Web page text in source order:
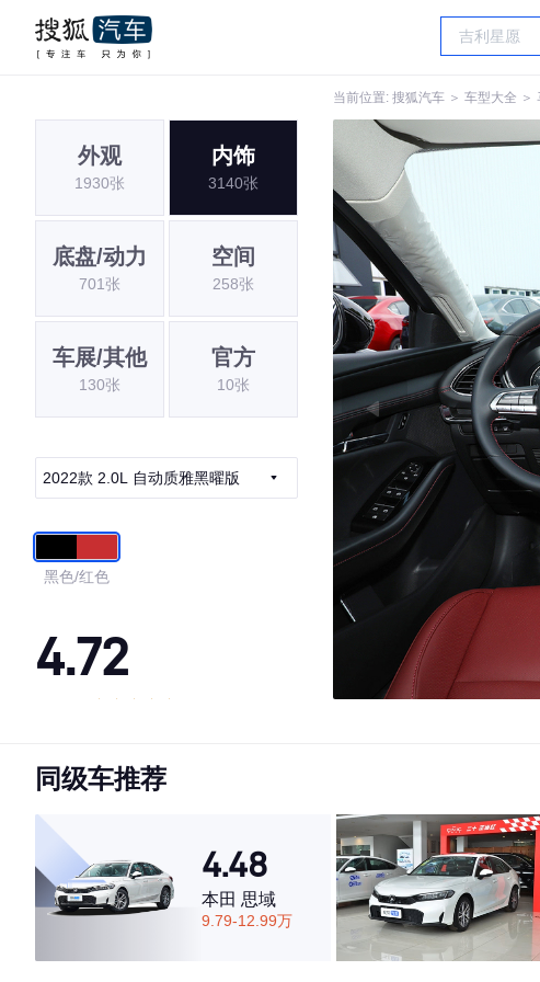
当前位置: 搜狐汽车 ＞ 车型大全 ＞
外观
1930张
内饰
3140张
底盘/动力
701张
空间
258张
车展/其他
130张
官方
10张
2022款 2.0L 自动质雅黑曜版
黑色/红色
4.72
·内饰表现较为优秀，优于85%同级车
·空间表现一般，低于74%同级车
同级车推荐
4.48
本田 思域
9.79-12.99万